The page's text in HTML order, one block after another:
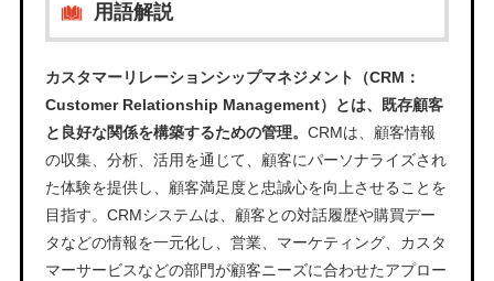
用語解説
カスタマーリレーションシップマネジメント（CRM：
Customer Relationship Management）とは、既存顧客
と良好な関係を構築するための管理。 CRMは、顧客情報
の収集、分析、活用を通じて、顧客にパーソナライズされ
た体験を提供し、顧客満足度と忠誠心を向上させることを
目指す。CRMシステムは、顧客との対話履歴や購買デー
タなどの情報を一元化し、営業、マーケティング、カスタ
マーサービスなどの部門が顧客ニーズに合わせたアプロー